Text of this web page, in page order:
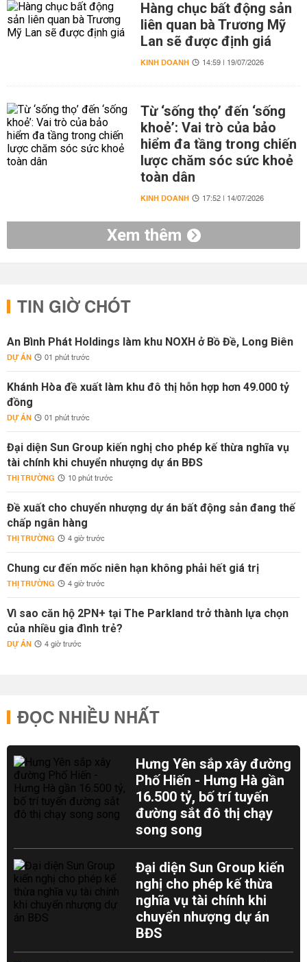
Hàng chục bất động sản
liên quan bà Trương Mỹ
Lan sẽ được định giá
KINH DOANH 14:59 | 19/07/2026
Từ ‘sống thọ’ đến ‘sống
khoẻ’: Vai trò của bảo
hiểm đa tầng trong chiến
lược chăm sóc sức khoẻ
toàn dân
KINH DOANH 17:52 | 14/07/2026
Xem thêm
TIN GIỜ CHÓT
An Bình Phát Holdings làm khu NOXH ở Bồ Đề, Long Biên
DỰ ÁN 01 phút trước
Khánh Hòa đề xuất làm khu đô thị hỗn hợp hơn 49.000 tỷ
đồng
DỰ ÁN 01 phút trước
Đại diện Sun Group kiến nghị cho phép kế thừa nghĩa vụ
tài chính khi chuyển nhượng dự án BĐS
THỊ TRƯỜNG 10 phút trước
Đề xuất cho chuyển nhượng dự án bất động sản đang thế
chấp ngân hàng
THỊ TRƯỜNG 4 giờ trước
Chung cư đến mốc niên hạn không phải hết giá trị
THỊ TRƯỜNG 4 giờ trước
Vì sao căn hộ 2PN+ tại The Parkland trở thành lựa chọn
của nhiều gia đình trẻ?
DỰ ÁN 4 giờ trước
ĐỌC NHIỀU NHẤT
Hưng Yên sắp xây đường
Phố Hiến - Hưng Hà gần
16.500 tỷ, bố trí tuyến
đường sắt đô thị chạy
song song
Đại diện Sun Group kiến
nghị cho phép kế thừa
nghĩa vụ tài chính khi
chuyển nhượng dự án
BĐS